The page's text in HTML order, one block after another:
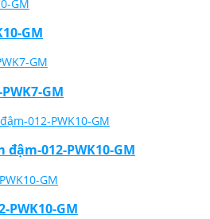
GM
GM
đậm-012-PWK10-GM
PWK10-GM